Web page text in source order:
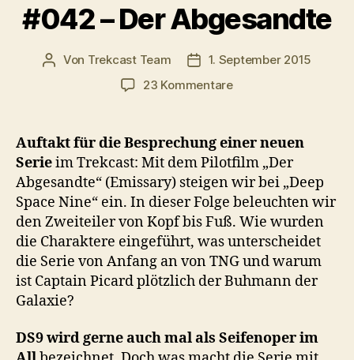
#042 – Der Abgesandte
Beitragsautor
Von Trekcast Team Veröffentlichungsdatum
1. September 2015
23 Kommentarezu
Abgesandte
Auftakt für die Besprechung einer neuen
Serieim Trekcast: Mit dem Pilotfilm „Der
Abgesandte“ (Emissary) steigen wir bei „Deep
Space Nine“ ein. In dieser Folge beleuchten wir
den Zweiteiler von Kopf bis Fuß. Wie wurden
die Charaktere eingeführt, was unterscheidet
die Serie von Anfang an von TNG und warum
ist Captain Picard plötzlich der Buhmann der
Galaxie?
DS9 wird gerne auch mal als Seifenoper im